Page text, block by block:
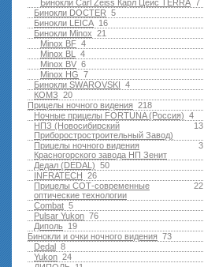
7
Бинокли Carl Zeiss Карл Цейс TERRA
5
Бинокли DOCTER
16
Бинокли LEICA
21
Бинокли Minox
4
Minox BF
4
Minox BL
6
Minox BV
7
Minox HG
4
Бинокли SWAROVSKI
20
КОМЗ
218
Прицелы ночного видения
4
Ночные прицелы FORTUNA (Россия)
13
НПЗ (Новосибирский
Приборостростроительный Завод)
3
Прицелы ночного видения
Красногорского завода НП Зенит
50
Дедал (DEDAL)
26
INFRATECH
22
Прицелы СОТ-современные
оптические технологии
5
Combat
76
Pulsar Yukon
19
Диполь
73
Бинокли и очки ночного видения
8
Dedal
24
Yukon